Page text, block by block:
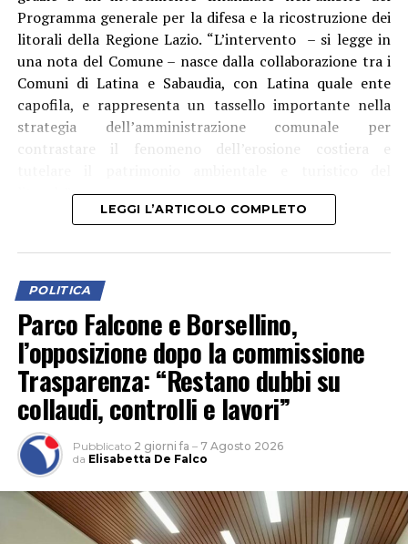
Programma generale per la difesa e la ricostruzione dei
litorali della Regione Lazio. “L’intervento – si legge in
una nota del Comune – nasce dalla collaborazione tra i
Comuni di Latina e Sabaudia, con Latina quale ente
capofila, e rappresenta un tassello importante nella
strategia dell’amministrazione comunale per
contrastare il fenomeno dell’erosione costiera e
litorale”.
Tra le aree interessate anche Rio Martino, “sul quale
saranno realizzati interventi finalizzati alla salvaguardia
dell’arenile e al miglioramento della resilienza del
sistema costiero”.
LEGGI L’ARTICOLO COMPLETO
POLITICA
Parco Falcone e Borsellino,
l’opposizione dopo la commissione
Trasparenza: “Restano dubbi su
collaudi, controlli e lavori”
Pubblicato 2 giorni fa – 7 Agosto 2026
da Elisabetta De Falco